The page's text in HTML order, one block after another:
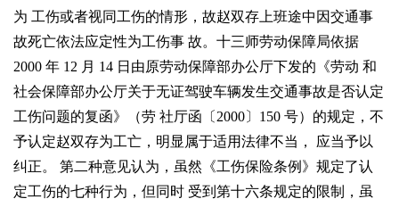
为 工伤或者视同工伤的情形，故赵双存上班途中因交通事
故死亡依法应定性为工伤事 故。十三师劳动保障局依据
2000 年 12 月 14 日由原劳动保障部办公厅下发的《劳动 和
社会保障部办公厅关于无证驾驶车辆发生交通事故是否认定
工伤问题的复函》（劳 社厅函〔 2000〕 150 号）的规定，不
予认定赵双存为工亡，明显属于适用法律不当， 应当予以
纠正。 第二种意见认为，虽然《工伤保险条例》规定了认
定工伤的七种行为，但同时 受到第十六条规定的限制，虽